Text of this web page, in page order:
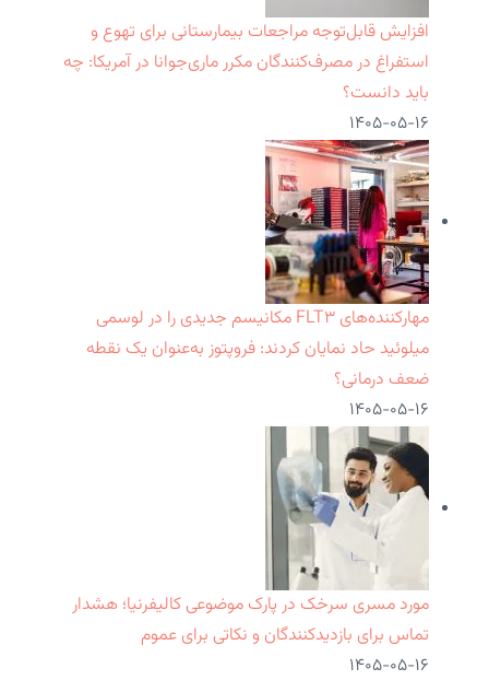
افزایش قابل‌توجه مراجعات بیمارستانی برای تهوع و
استفراغ در مصرف‌کنندگان مکرر ماری‌جوانا در آمریکا: چه
باید دانست؟
۱۴۰۵-۰۵-۱۶
مهارکننده‌های FLT۳ مکانیسم جدیدی را در لوسمی
میلوئید حاد نمایان کردند: فروپتوز به‌عنوان یک نقطه
ضعف درمانی؟
۱۴۰۵-۰۵-۱۶
مورد مسری سرخک در پارک موضوعی کالیفرنیا؛ هشدار
تماس برای بازدیدکنندگان و نکاتی برای عموم
۱۴۰۵-۰۵-۱۶